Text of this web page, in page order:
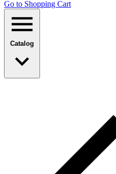
Go to Shopping Сart
Catalog